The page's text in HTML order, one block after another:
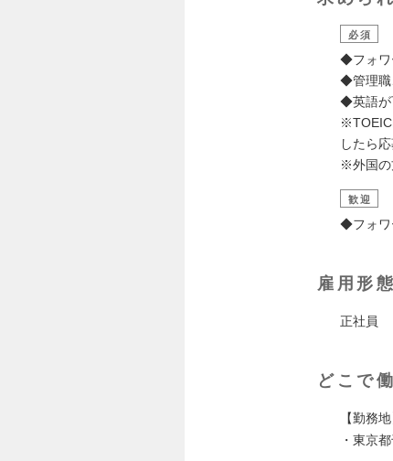
必須
◆フォワ
◆管理職
◆英語が
※TOEIC
したら
※外国の
歓迎
◆フォワ
雇用形
正社員
どこで
【勤務地
・東京